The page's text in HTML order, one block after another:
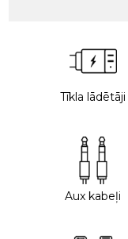
Tīkla lādētāji
Aux kabeļi